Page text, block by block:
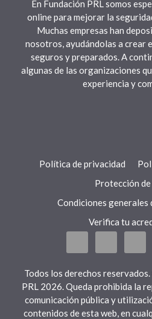
En Fundación PRL somos
online para mejorar la
Muchas empresas han
nosotros, ayudándolas a crear
seguros y preparados. A
algunas de las organizaciones
experiencia y
Política de privacidad
Protección
Condiciones
Verifica tu
Todos los derechos
PRL 2026. Queda prohibida la
comunicación pública y
contenidos de esta web, en